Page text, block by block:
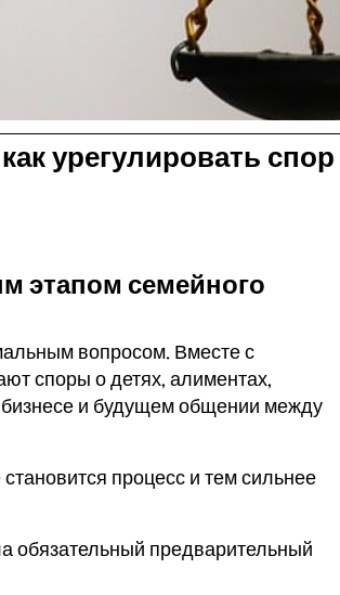
урегулировать спор
этапом семейного
вопросом. Вместе с
споры о детях, алиментах,
бизнесе и будущем общении между
процесс и тем сильнее
обязательный предварительный